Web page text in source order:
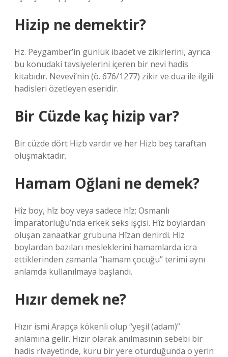
Hizip ne demektir?
Hz. Peygamber’in günlük ibadet ve zikirlerini, ayrıca
bu konudaki tavsiyelerini içeren bir nevi hadis
kitabıdır. Nevevî’nin (ö. 676/1277) zikir ve dua ile ilgili
hadisleri özetleyen eseridir.
Bir Cüzde kaç hizip var?
Bir cüzde dört Hizb vardır ve her Hizb beş taraftan
oluşmaktadır.
Hamam Oğlani ne demek?
Hîz boy, hîz boy veya sadece hîz; Osmanlı
İmparatorluğu’nda erkek seks işçisi. Hîz boylardan
oluşan zanaatkar grubuna Hîzan denirdi. Hiz
boylardan bazıları mesleklerini hamamlarda icra
ettiklerinden zamanla “hamam çocuğu” terimi aynı
anlamda kullanılmaya başlandı.
Hızır demek ne?
Hızır ismi Arapça kökenli olup “yeşil (adam)”
anlamına gelir. Hızır olarak anılmasının sebebi bir
hadis rivayetinde, kuru bir yere oturduğunda o yerin